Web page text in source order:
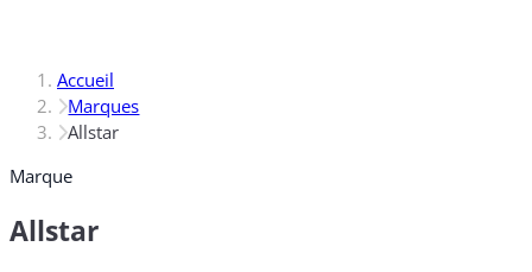
Accueil
Marques
Allstar
Marque
Allstar